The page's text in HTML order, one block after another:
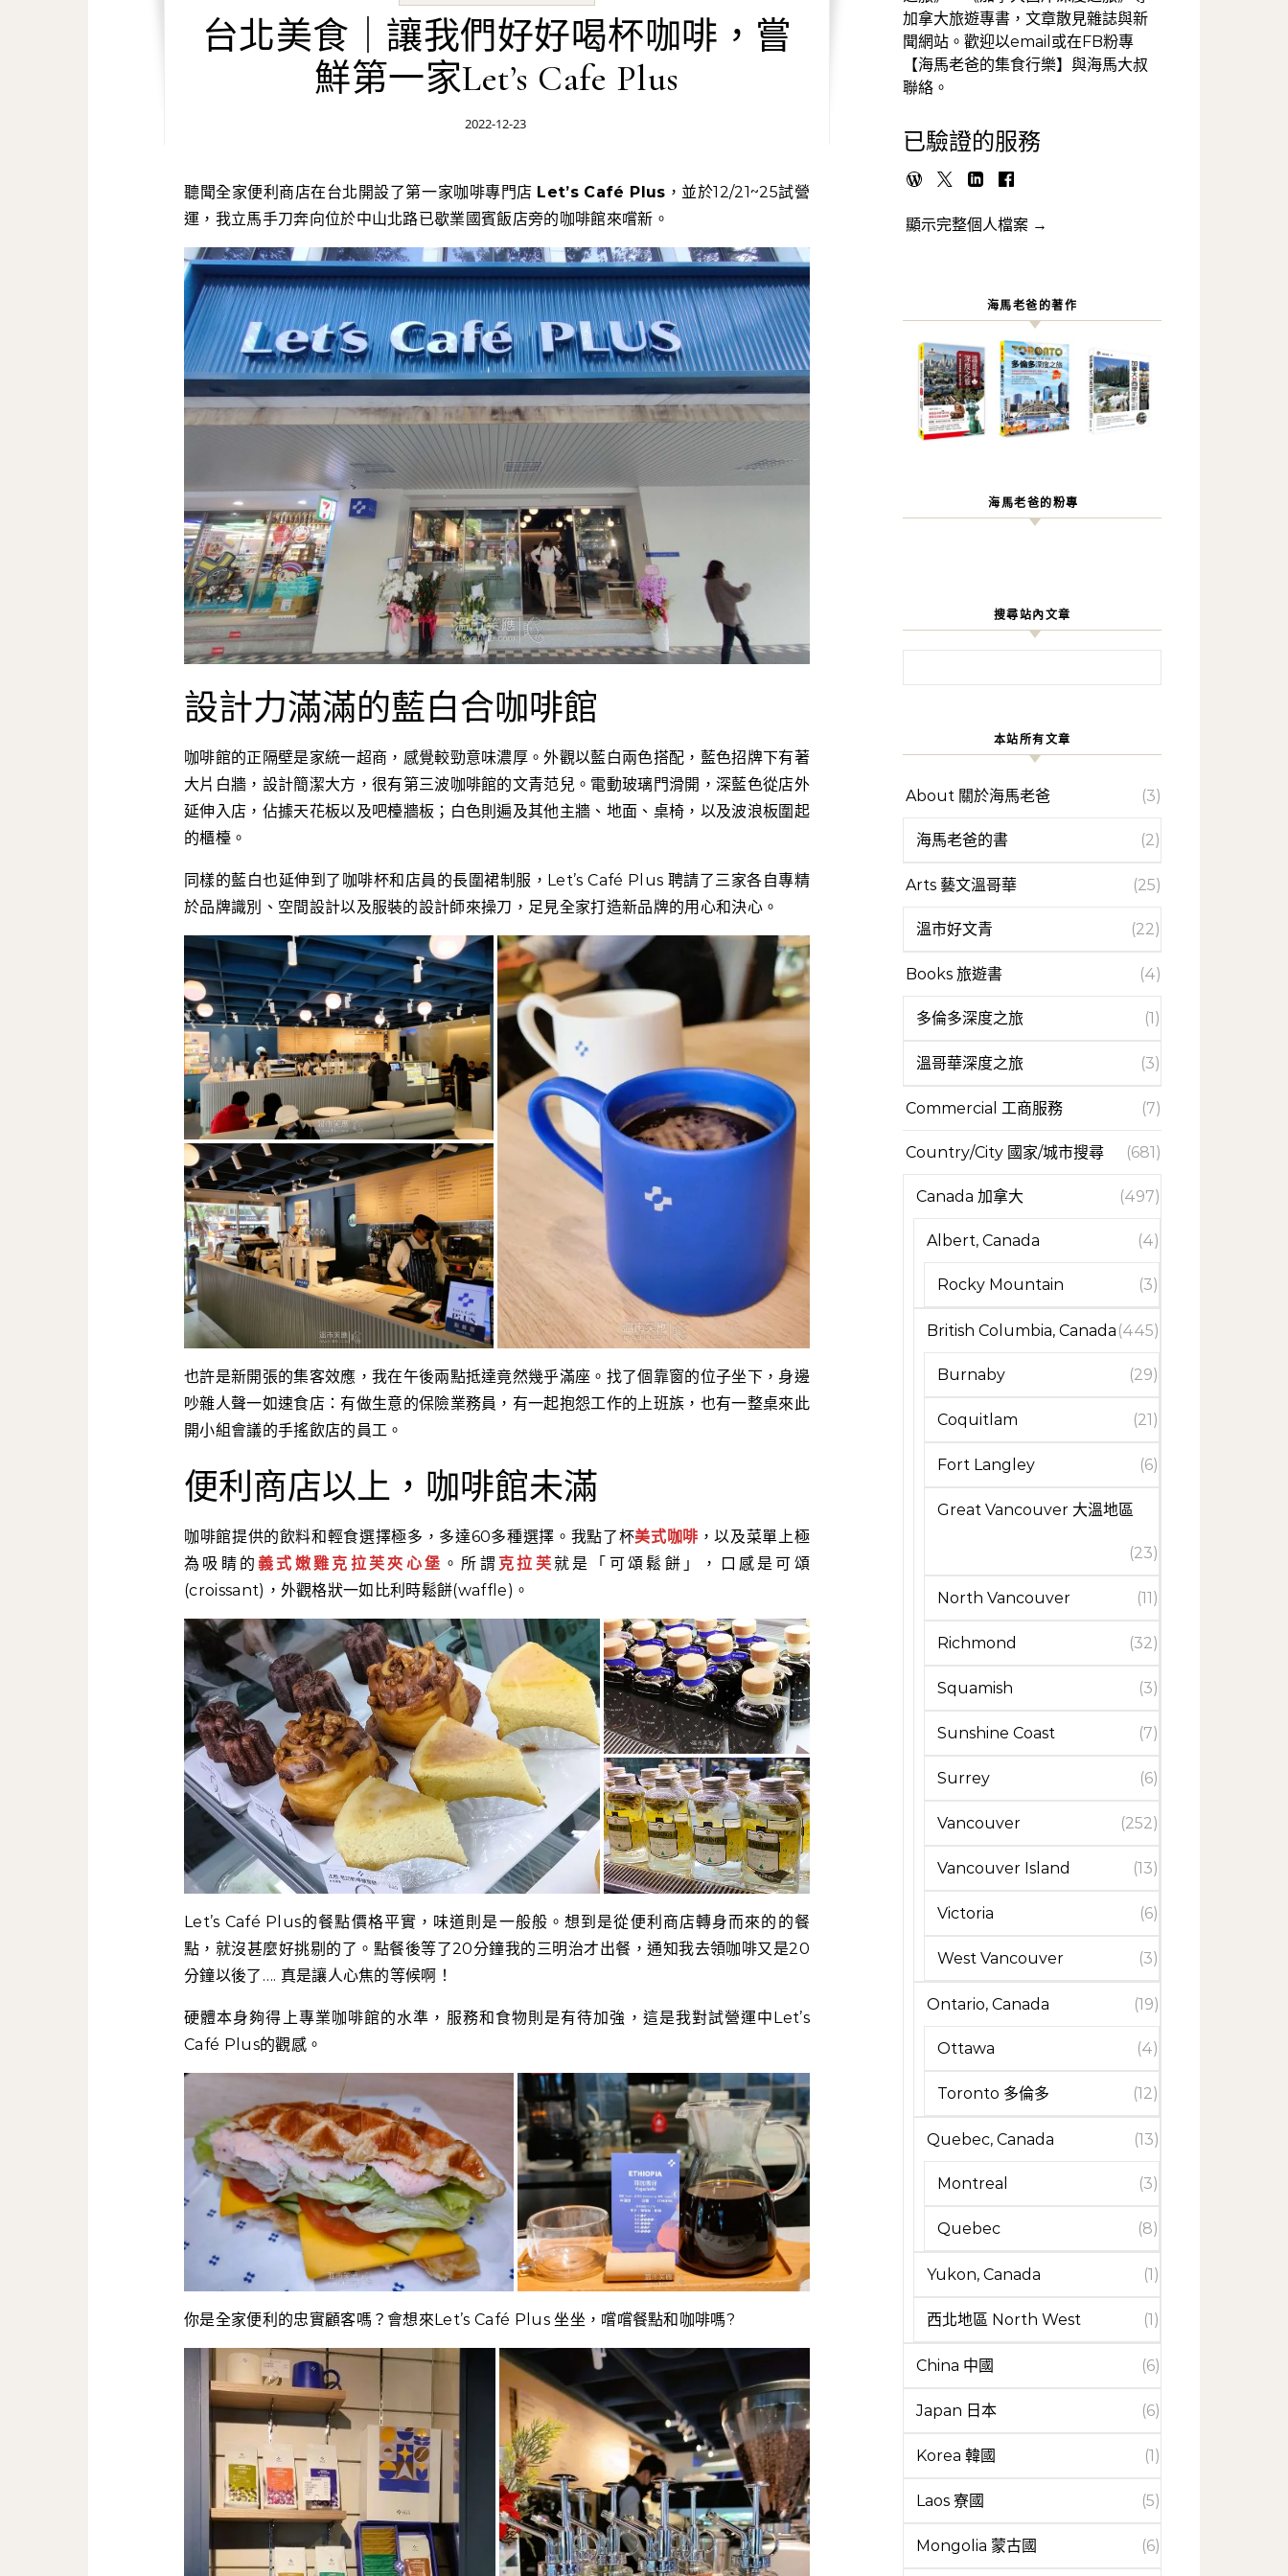
台北美食｜讓我們好好喝杯咖啡，嘗
鮮第一家Let’s Cafe Plus
2022-12-23
聽聞全家便利商店在台北開設了第一家咖啡專門店 Let’s Café Plus ，並於12/21~25試營
運，我立馬手刀奔向位於中山北路已歇業國賓飯店旁的咖啡館來嚐新。
設計力滿滿的藍白合咖啡館
咖啡館的正隔壁是家統一超商，感覺較勁意味濃厚。外觀以藍白兩色搭配，藍色招牌下有著
大片白牆，設計簡潔大方，很有第三波咖啡館的文青范兒。電動玻璃門滑開，深藍色從店外
延伸入店，佔據天花板以及吧檯牆板；白色則遍及其他主牆、地面、桌椅，以及波浪板圍起
的櫃檯。
同樣的藍白也延伸到了咖啡杯和店員的長圍裙制服，Let’s Café Plus 聘請了三家各自專精
於品牌識別、空間設計以及服裝的設計師來操刀，足見全家打造新品牌的用心和決心。
也許是新開張的集客效應，我在午後兩點抵達竟然幾乎滿座。找了個靠窗的位子坐下，身邊
吵雜人聲一如速食店：有做生意的保險業務員，有一起抱怨工作的上班族，也有一整桌來此
開小組會議的手搖飲店的員工。
便利商店以上，咖啡館未滿
咖啡館提供的飲料和輕食選擇極多，多達60多種選擇。我點了杯美式咖啡 ，以及菜單上極
為吸睛的義式嫩雞克拉芙夾心堡 。所謂 克拉芙就是「可頌鬆餅」，口感是可頌
(croissant)，外觀格狀一如比利時鬆餅(waffle)。
Let’s Café Plus的餐點價格平實，味道則是一般般。想到是從便利商店轉身而來的的餐
點，就沒甚麼好挑剔的了。點餐後等了20分鐘我的三明治才出餐，通知我去領咖啡又是20
分鐘以後了…. 真是讓人心焦的等候啊！
硬體本身夠得上專業咖啡館的水準，服務和食物則是有待加強，這是我對試營運中Let’s
Café Plus的觀感。
你是全家便利的忠實顧客嗎？會想來Let’s Café Plus 坐坐，嚐嚐餐點和咖啡嗎?
加拿大旅遊專書，文章散見雜誌與新
聞網站。歡迎以email或在FB粉專
【海馬老爸的集食行樂】與海馬大叔
聯絡。
已驗證的服務
顯示完整個人檔案 →
海馬老爸的著作
海馬老爸的粉專
搜尋站內文章
本站所有文章
About 關於海馬老爸 (3)
海馬老爸的書 (2)
Arts 藝文溫哥華 (25)
溫市好文青 (22)
Books 旅遊書 (4)
多倫多深度之旅 (1)
溫哥華深度之旅 (3)
Commercial 工商服務 (7)
Country/City 國家/城市搜尋 (681)
Canada 加拿大 (497)
Albert, Canada (4)
Rocky Mountain (3)
British Columbia, Canada (445)
Burnaby (29)
Coquitlam (21)
Fort Langley (6)
Great Vancouver 大溫地區
(23)
North Vancouver (11)
Richmond (32)
Squamish (3)
Sunshine Coast (7)
Surrey (6)
Vancouver (252)
Vancouver Island (13)
Victoria (6)
West Vancouver (3)
Ontario, Canada (19)
Ottawa (4)
Toronto 多倫多 (12)
Quebec, Canada (13)
Montreal (3)
Quebec (8)
Yukon, Canada (1)
西北地區 North West (1)
China 中國 (6)
Japan 日本 (6)
Korea 韓國 (1)
Laos 寮國 (5)
Mongolia 蒙古國 (6)